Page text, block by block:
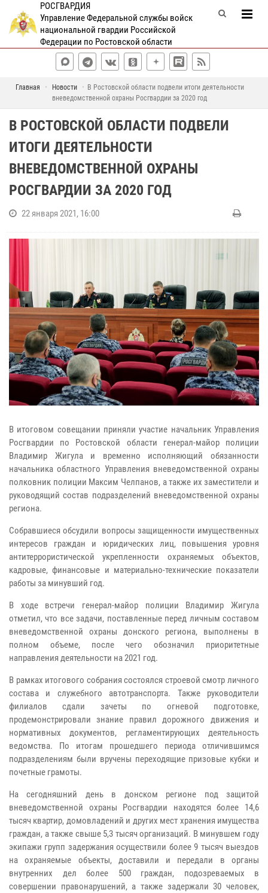
РОСГВАРДИЯ
Управление Федеральной службы войск
национальной гвардии Российской
Федерации по Ростовской области
Главная Новости
В Ростовской области подвели итоги деятельности
вневедомственной охраны Росгвардии за 2020 год
В РОСТОВСКОЙ ОБЛАСТИ ПОДВЕЛИ
ИТОГИ ДЕЯТЕЛЬНОСТИ
ВНЕВЕДОМСТВЕННОЙ ОХРАНЫ
РОСГВАРДИИ ЗА 2020 ГОД
22 января 2021, 16:00
В итоговом совещании приняли участие начальник Управления
Росгвардии по Ростовской области генерал-майор полиции
Владимир Жигула и временно исполняющий обязанности
начальника областного Управления вневедомственной охраны
полковник полиции Максим Челпанов, а также их заместители и
руководящий состав подразделений вневедомственной охраны
региона.
Собравшиеся обсудили вопросы защищенности имущественных
интересов граждан и юридических лиц, повышения уровня
антитеррористической укрепленности охраняемых объектов,
кадровые, финансовые и материально-технические показатели
работы за минувший год.
В ходе встречи генерал-майор полиции Владимир Жигула
отметил, что все задачи, поставленные перед личным составом
вневедомственной охраны донского региона, выполнены в
полном объеме, после чего обозначил приоритетные
направления деятельности на 2021 год.
В рамках итогового собрания состоялся строевой смотр личного
состава и служебного автотранспорта. Также руководители
филиалов сдали зачеты по огневой подготовке,
продемонстрировали знание правил дорожного движения и
нормативных документов, регламентирующих деятельность
ведомства. По итогам прошедшего периода отличившимся
подразделениям были вручены переходящие призовые кубки и
почетные грамоты.
На сегодняшний день в донском регионе под защитой
вневедомственной охраны Росгвардии находятся более 14,6
тысяч квартир, домовладений и других мест хранения имущества
граждан, а также свыше 5,3 тысяч организаций. В минувшем году
экипажи групп задержания осуществили более 9 тысяч выездов
на охраняемые объекты, доставили и передали в органы
внутренних дел более 500 граждан, подозреваемых в
совершении правонарушений, а также задержали 30 человек,